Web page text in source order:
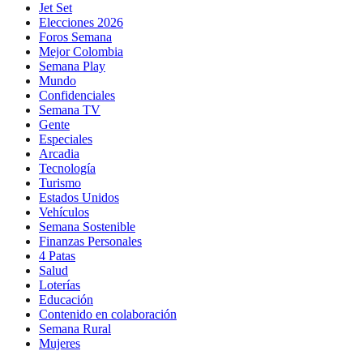
Jet Set
Elecciones 2026
Foros Semana
Mejor Colombia
Semana Play
Mundo
Confidenciales
Semana TV
Gente
Especiales
Arcadia
Tecnología
Turismo
Estados Unidos
Vehículos
Semana Sostenible
Finanzas Personales
4 Patas
Salud
Loterías
Educación
Contenido en colaboración
Semana Rural
Mujeres